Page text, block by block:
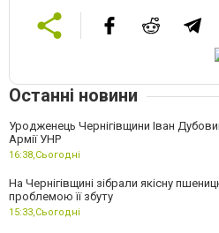
Останні новини
Уродженець Чернігівщини Іван
Армії УНР
16:38,Сьогодні
На Чернігівщині зібрали якісну
проблемою її збуту
15:33,Сьогодні